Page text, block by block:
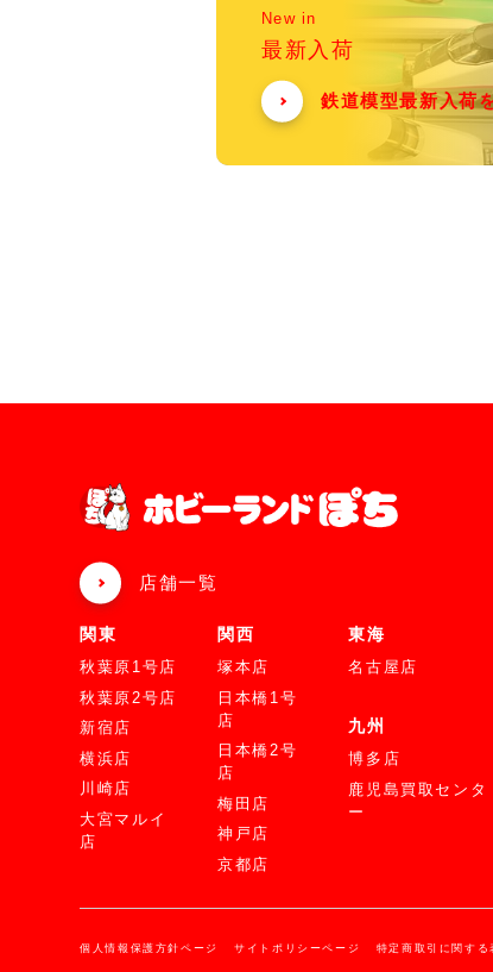
New in
最新入荷
鉄道模型最新入荷
店舗一覧
関東
秋葉原1号店
秋葉原2号店
新宿店
横浜店
川崎店
大宮マルイ
店
関西
塚本店
日本橋1号
店
日本橋2号
店
梅田店
神戸店
京都店
東海
名古屋店
九州
博多店
鹿児島買取センタ
ー
個人情報保護方針ページ サイトポリシーページ 特定商取引に関する